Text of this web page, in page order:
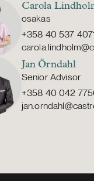
Carola
osakas
+358 40 537
Jan Örndahl
Senior Advisor
+358 40 042